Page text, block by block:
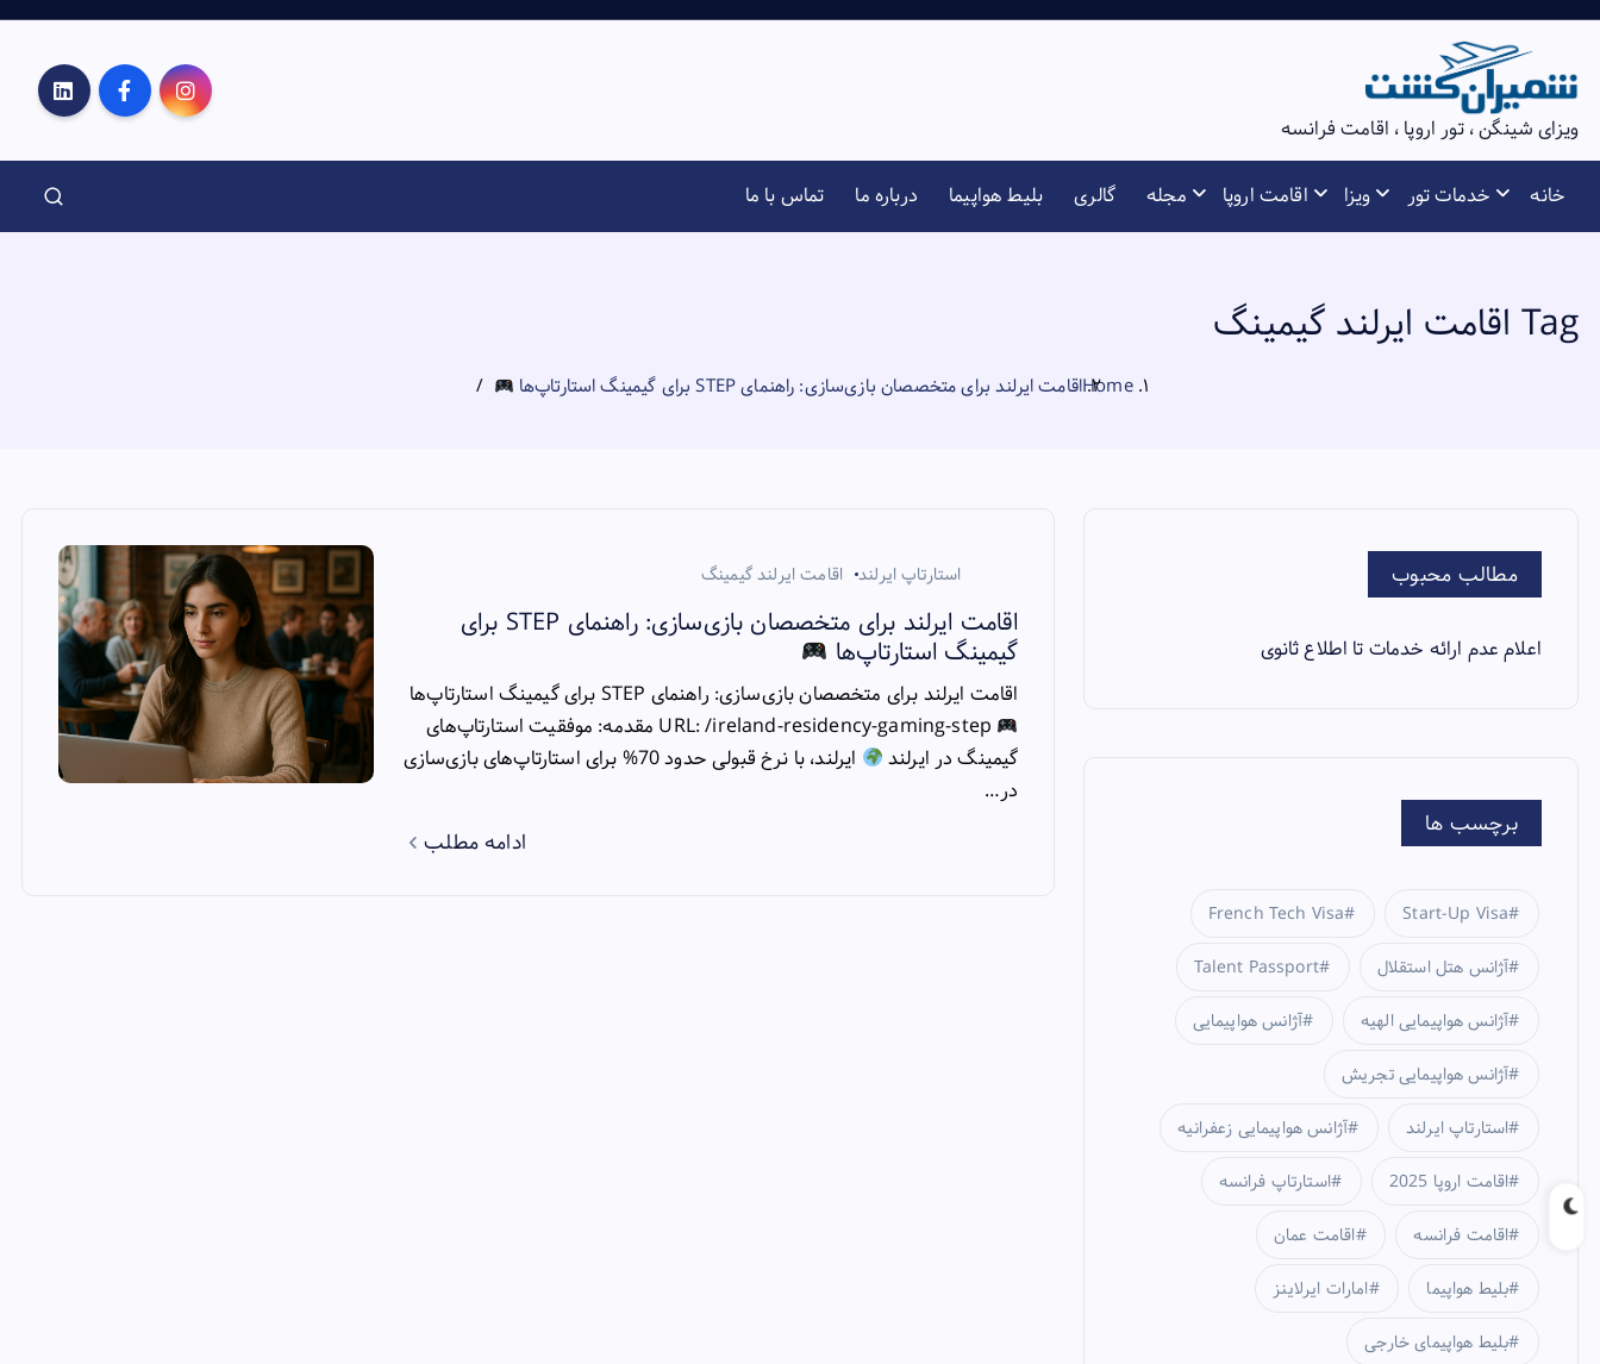
S
o
ویزای شینگن ، تور اروپا ، اقامت فرانسه
خانه خدمات تور ویزا اقامت اروپا مجله گالری بلیط هواپیما درباره ما تماس با ما
Tag اقامت ایرلند گیمینگ
Homeاقامت ایرلند برای متخصصان بازی‌سازی: راهنمای STEP برای گیمینگ استارتاپ‌ها
استارتاپ ایرلند اقامت ایرلند گیمینگ
اقامت ایرلند برای متخصصان بازی‌سازی: راهنمای STEP برای
گیمینگ استارتاپ‌ها
اقامت ایرلند برای متخصصان بازی‌سازی: راهنمای STEP برای گیمینگ استارتاپ‌ها
URL: /ireland-residency-gaming-step مقدمه: موفقیت استارتاپ‌های
گیمینگ در ایرلند
ایرلند، با نرخ قبولی حدود 70% برای استارتاپ‌های بازی‌سازی
در…
ادامه مطلب
مطالب محبوب
اعلام عدم ارائه خدمات تا اطلاع ثانوی
برچسب ها
French Tech Visa Start-Up Visa
Talent Passport آژانس هتل استقلال
آژانس هواپیمایی آژانس هواپیمایی الهیه
آژانس هواپیمایی تجریش
آژانس هواپیمایی زعفرانیه استارتاپ ایرلند
استارتاپ فرانسه اقامت اروپا 2025
اقامت عمان اقامت فرانسه
امارات ایرلاینز بلیط هواپیما
بلیط هواپیمای خارجی